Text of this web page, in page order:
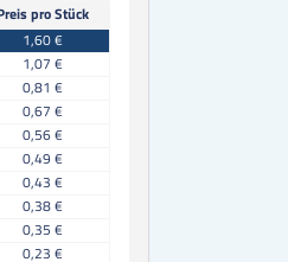
pro Stück
1,60 €
1,07 €
0,81 €
0,67 €
0,56 €
0,49 €
0,43 €
0,38 €
0,35 €
0,23 €